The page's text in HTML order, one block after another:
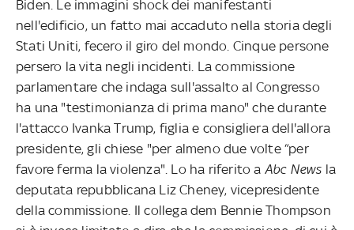
Biden. Le immagini shock dei manifestanti
nell'edificio, un fatto mai accaduto nella storia degli
Stati Uniti, fecero il giro del mondo. Cinque persone
persero la vita negli incidenti. La commissione
parlamentare che indaga sull'assalto al Congresso
ha una "testimonianza di prima mano" che durante
l'attacco Ivanka Trump, figlia e consigliera dell'allora
presidente, gli chiese "per almeno due volte “per
favore ferma la violenza". Lo ha riferito a Abc News la
deputata repubblicana Liz Cheney, vicepresidente
della commissione. Il collega dem Bennie Thompson